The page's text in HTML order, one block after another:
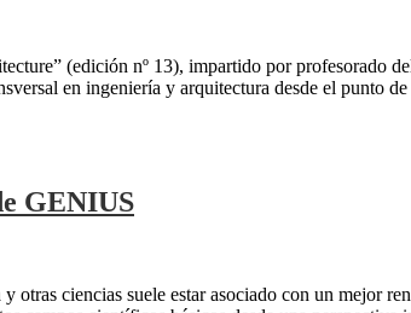
(edición nº 13), impartido por profesorado
en ingeniería y arquitectura desde el punto
GENIUS
otras ciencias suele estar asociado con un